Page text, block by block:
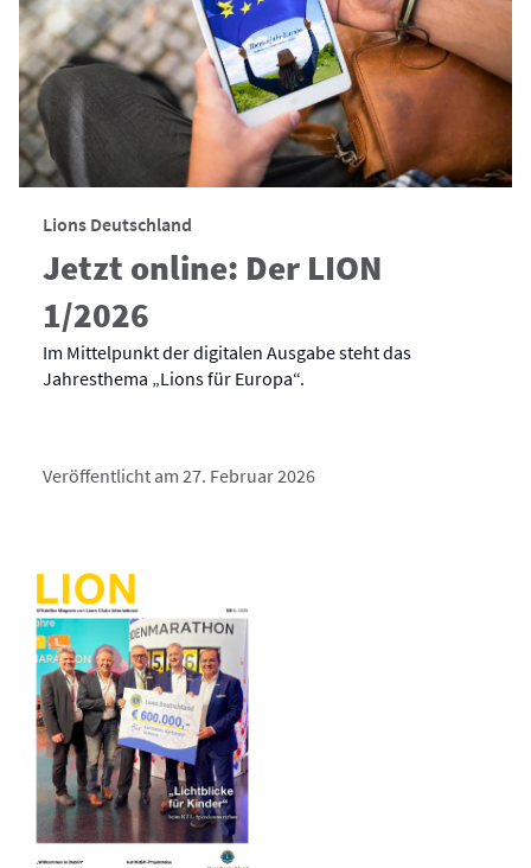
Lions Deutschland
Jetzt online: Der LION
1/2026
Im Mittelpunkt der digitalen Ausgabe steht das
Jahresthema „Lions für Europa“.
Veröffentlicht am 27. Februar 2026